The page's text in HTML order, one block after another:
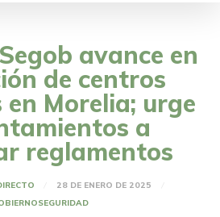
avance en
de centros
Morelia; urge
a
reglamentos
28 DE ENERO DE 2025
SEGURIDAD